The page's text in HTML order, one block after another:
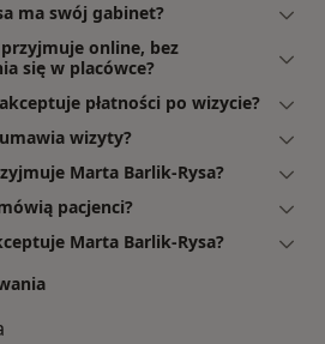
ma swój gabinet?
online, bez
się w placówce?
płatności po wizycie?
wizyty?
Marta Barlik-Rysa?
pacjenci?
Marta Barlik-Rysa?